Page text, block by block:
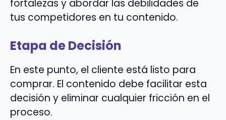
fortalezas y abordar las debilidades de
tus competidores en tu contenido.
Etapa de Decisión
En este punto, el cliente está listo para
comprar. El contenido debe facilitar esta
decisión y eliminar cualquier fricción en el
proceso.